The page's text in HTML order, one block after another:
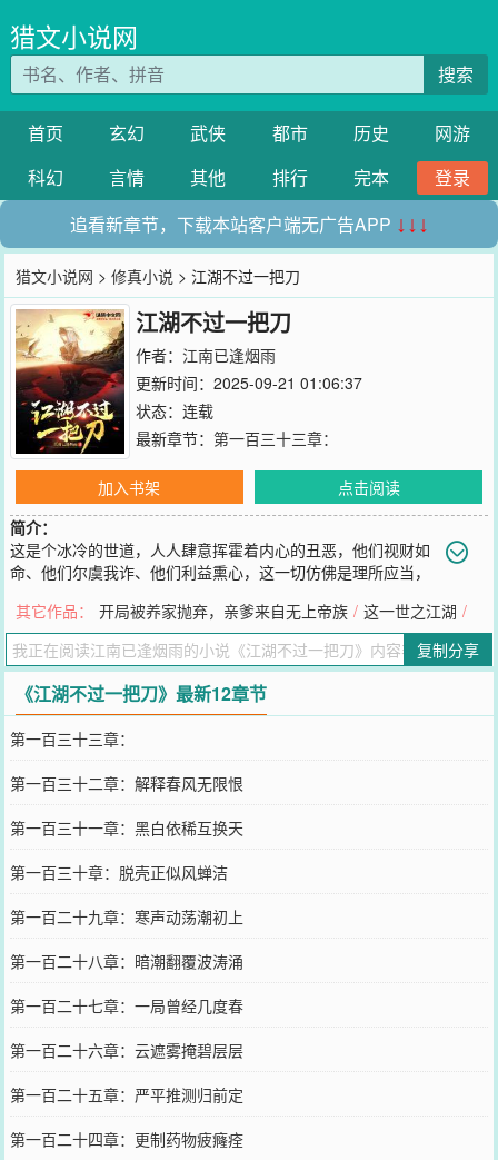
猎文小说网
搜索
首页 玄幻 武侠 都市 历史
网游
科幻
言情 其他 排行 完本
登录
追看新章节，下载本站客户端无广告APP ↓↓↓
猎文小说网 >修真小说 > 江湖不过一把刀
江湖不过一把刀
作者： 江南已逢烟雨
更新时间：2025-09-21 01:06:37
状态：连载
最新章节： 第一百三十三章：
加入书架
点击阅读
简介：
这是个冰冷的世道，人人肆意挥霍着内心的丑恶，他们视财如
命、他们尔虞我诈、他们利益熏心，这一切仿佛是理所应当，
怀鬼胎各讨安逸。总有人穷极一生为江湖世道讨了一份安宁，但留给
他自己的却只有怀里几十年如一日的刀，那一日雪峰遥望，天下之大
却已再无归所......，唯有这一刀伴他了却所有，毕竟，这一刀是他的
挚爱，也是他的江湖！【展开】【收起】
您要是觉得《江湖不过一把刀 》还不错的话请不要忘记向您QQ群和微
博微信里的朋友推荐哦！
其它作品： 开局被养家抛弃，亲爹来自无上帝族 / 这一世之江湖 /
复制分享
《江湖不过一把刀》最新12章节
第一百三十三章：
第一百三十二章：解释春风无限恨
第一百三十一章：黑白依稀互换天
第一百三十章：脱壳正似风蝉洁
第一百二十九章：寒声动荡潮初上
第一百二十八章：暗潮翻覆波涛涌
第一百二十七章：一局曾经几度春
第一百二十六章：云遮雾掩碧层层
第一百二十五章：严平推测归前定
第一百二十四章：更制药物疲癃痊